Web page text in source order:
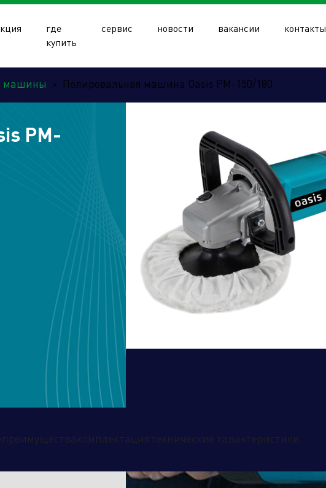
где
купить
сервис новости вакансии контакты
кластер
машины > Полировальная машина Oasis PM-150/180
PM-
преимущества комплектация технические характеристики